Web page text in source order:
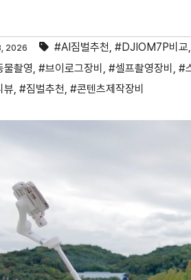
2026 #AI짐벌추천, #DJIOM7P비교,
물촬영, #브이로그장비 , #셀프촬영장비 , #
뷰, #짐벌추천, #콘텐츠제작장비